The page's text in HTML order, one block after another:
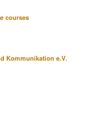
courses
Kommunikation e.V.